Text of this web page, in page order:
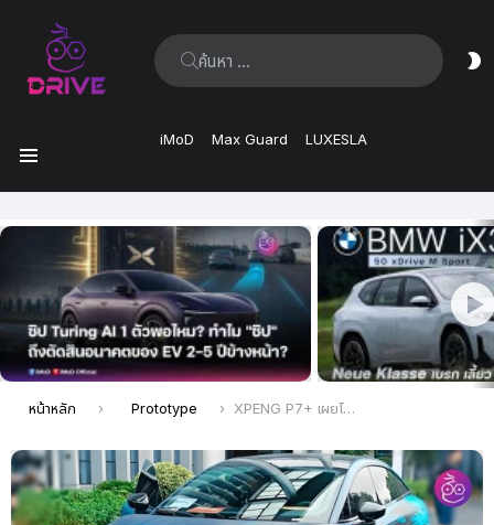
ค้นหา:
iMoD Max Guard LUXESLA
ล่าสุด
คุณอยู่ที่นี่:
หน้าหลัก Prototype XPENG P7+ เผยโฉมรถพรางตัวโดย He Xiaopeng ขับมาประชุมงาน Apsara Conference 2024